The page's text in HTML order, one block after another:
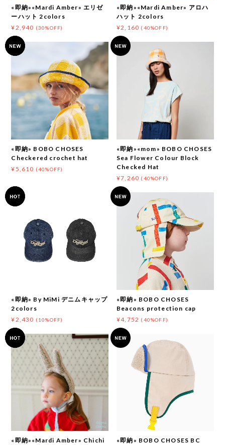
«即納»«Mardi Amber» エリゼ
ーハット 2colors
¥2,940 (30%OFF)
«即納»«Mardi Amber» アロハ
ハット 2colors
¥2,160 (40%OFF)
«即納» BOBO CHOSES
Checkered crochet hat
¥5,610 (40%OFF)
«即納»«mom» BOBO CHOSES
Sea Flower Colour Block
Checked Hat
¥7,260 (40%OFF)
«即納» By MiMi デニムキャップ
2colors
¥2,430 (10%OFF)
«即納» BOBO CHOSES
Beacons protection cap
¥4,752 (40%OFF)
«即納»«Mardi Amber» Chichi
«即納» BOBO CHOSES BC